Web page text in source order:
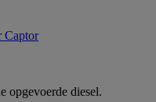
Captor
opgevoerde diesel.